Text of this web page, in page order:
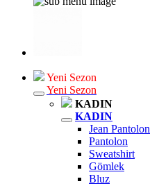
Yeni Sezon
Yeni Sezon
KADIN
KADIN
Jean Pantolon
Pantolon
Sweatshirt
Gömlek
Bluz